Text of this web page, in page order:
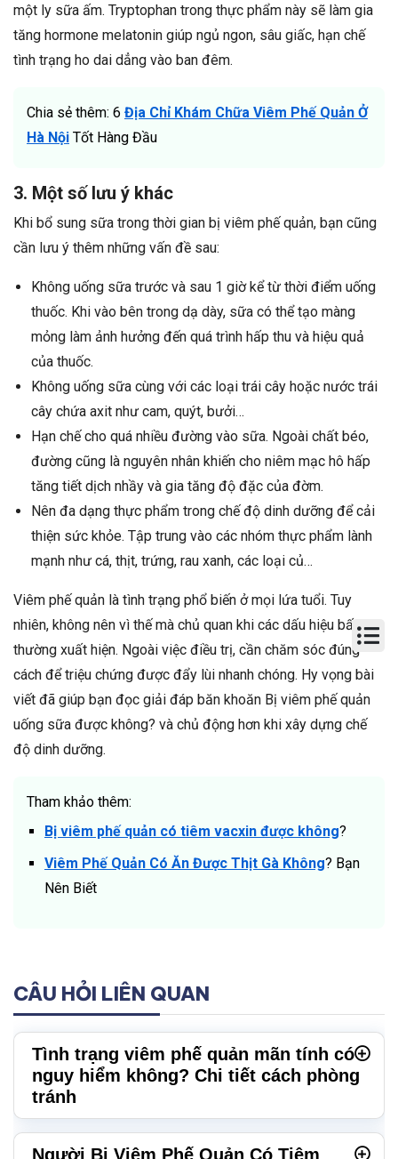
một ly sữa ấm. Tryptophan trong thực phẩm này sẽ làm gia
tăng hormone melatonin giúp ngủ ngon, sâu giấc, hạn chế
tình trạng ho dai dẳng vào ban đêm.
Chia sẻ thêm: 6 Địa Chỉ Khám Chữa Viêm Phế Quản Ở
Hà Nội Tốt Hàng Đầu
3. Một số lưu ý khác
Khi bổ sung sữa trong thời gian bị viêm phế quản, bạn cũng
cần lưu ý thêm những vấn đề sau:
Không uống sữa trước và sau 1 giờ kể từ thời điểm uống
thuốc. Khi vào bên trong dạ dày, sữa có thể tạo màng
mỏng làm ảnh hưởng đến quá trình hấp thu và hiệu quả
của thuốc.
Không uống sữa cùng với các loại trái cây hoặc nước trái
cây chứa axit như cam, quýt, bưởi…
Hạn chế cho quá nhiều đường vào sữa. Ngoài chất béo,
đường cũng là nguyên nhân khiến cho niêm mạc hô hấp
tăng tiết dịch nhầy và gia tăng độ đặc của đờm.
Nên đa dạng thực phẩm trong chế độ dinh dưỡng để cải
thiện sức khỏe. Tập trung vào các nhóm thực phẩm lành
mạnh như cá, thịt, trứng, rau xanh, các loại củ…
Viêm phế quản là tình trạng phổ biến ở mọi lứa tuổi. Tuy
nhiên, không nên vì thế mà chủ quan khi các dấu hiệu bất
thường xuất hiện. Ngoài việc điều trị, cần chăm sóc đúng
cách để triệu chứng được đẩy lùi nhanh chóng. Hy vọng bài
viết đã giúp bạn đọc giải đáp băn khoăn Bị viêm phế quản
uống sữa được không? và chủ động hơn khi xây dựng chế
độ dinh dưỡng.
Tham khảo thêm:
Bị viêm phế quản có tiêm vacxin được không?
Viêm Phế Quản Có Ăn Được Thịt Gà Không? Bạn
Nên Biết
CÂU HỎI LIÊN QUAN
Tình trạng viêm phế quản mãn tính có
nguy hiểm không? Chi tiết cách phòng
tránh
Người Bị Viêm Phế Quản Có Tiêm